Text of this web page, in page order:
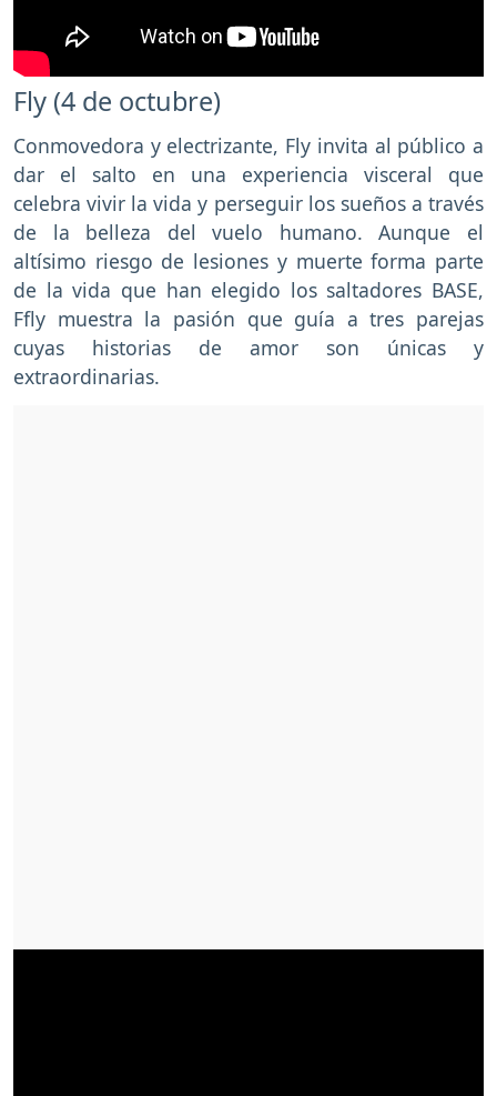
Fly (4 de octubre)
Conmovedora y electrizante, Fly invita al público a
dar el salto en una experiencia visceral que
celebra vivir la vida y perseguir los sueños a través
de la belleza del vuelo humano. Aunque el
altísimo riesgo de lesiones y muerte forma parte
de la vida que han elegido los saltadores BASE,
Ffly muestra la pasión que guía a tres parejas
cuyas historias de amor son únicas y
extraordinarias.